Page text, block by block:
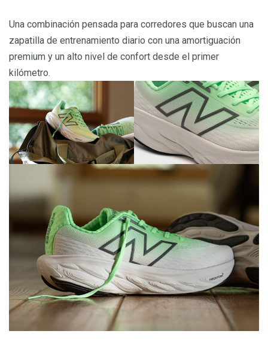
Una combinación pensada para corredores que buscan una
zapatilla de entrenamiento diario con una amortiguación
premium y un alto nivel de confort desde el primer
kilómetro.